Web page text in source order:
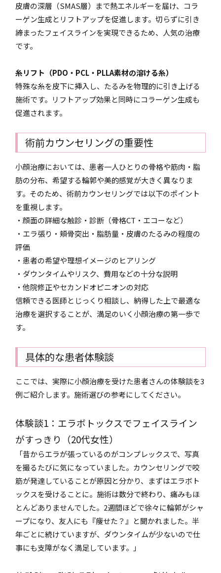
皮膚の深層（SMAS層）まで熱エネルギーを届け、コラ
ーゲン生成とリフトアップを促進します。切らずに引き
締まったフェイスラインを実現できるため、人気の治療
です。
糸リフト（PDO・PCL・PLLA素材の溶ける糸）
特殊な糸を皮下に挿入し、たるみを物理的に引き上げる
施術です。リフトアップ効果と同時にコラーゲン生成も
促進されます。
術前カウンセリングの重要性
小顔治療においては、患者一人ひとりの骨格や筋肉・脂
肪の分布、希望する輪郭や美的感覚が大きく異なりま
す。そのため、術前カウンセリングでは以下のポイント
を重視します。
・顔面の詳細な触診・診断（骨格CT・エコーなど）
・エラ張り・頬骨突出・脂肪量・皮膚のたるみの程度の
評価
・患者の希望や理想イメージのヒアリング
・ダウンタイムやリスク、費用などの十分な説明
・他院修正やセカンドオピニオンの対応
信頼できる医師とじっくり相談し、納得した上で最適な
治療を選択することが、満足のいく小顔治療の第一歩で
す。
具体的な患者体験談
ここでは、実際に小顔治療を受けた患者さんの体験談を3
例ご紹介します。施術選びの参考にしてください。
体験談1：エラボトックスでフェイスライン
がすっきり（20代女性）
「昔からエラが張っているのがコンプレックスで、写真
を撮るたびに気になっていました。カウンセリングで咬
筋が発達していることが原因と分かり、まずはエラボト
ックスを受けることに。施術は数分で終わり、痛みもほ
とんどありませんでした。2週間ほどで徐々に輪郭がシャ
ープになり、友人にも『痩せた？』と聞かれました。半
年ごとに続けていますが、ダウンタイムが少ないので仕
事にも支障がなく満足しています。」